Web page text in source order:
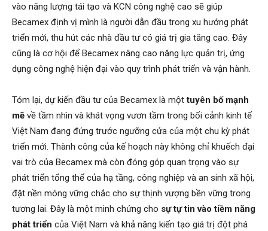
vào năng lượng tái tạo và KCN công nghệ cao sẽ giúp
Becamex định vị mình là người dẫn đầu trong xu hướng phát
triển mới, thu hút các nhà đầu tư có giá trị gia tăng cao. Đây
cũng là cơ hội để Becamex nâng cao năng lực quản trị, ứng
dụng công nghệ hiện đại vào quy trình phát triển và vận hành.
Tóm lại, dự kiến đầu tư của Becamex là mộttuyên bố mạnh
mẽ về tầm nhìn và khát vọng vươn tầm trong bối cảnh kinh tế
Việt Nam đang đứng trước ngưỡng cửa của một chu kỳ phát
triển mới. Thành công của kế hoạch này không chỉ khuếch đại
vai trò của Becamex mà còn đóng góp quan trọng vào sự
phát triển tổng thể của hạ tầng, công nghiệp và an sinh xã hội,
đặt nền móng vững chắc cho sự thịnh vượng bền vững trong
tương lai. Đây là một minh chứng cho sự tự tin vào tiềm năng
phát triển của Việt Nam và khả năng kiến tạo giá trị đột phá